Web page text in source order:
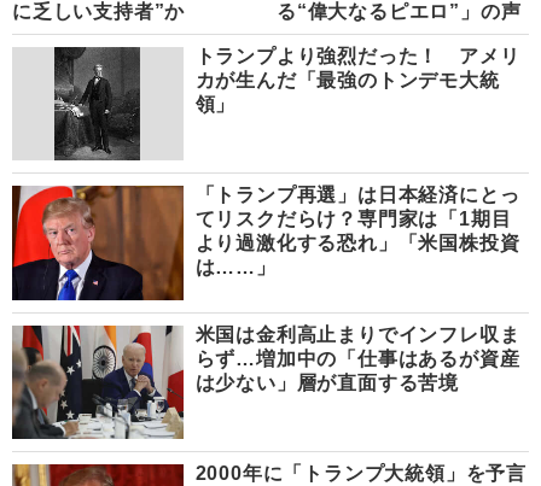
に乏しい支持者”か
る“偉大なるピエロ”」の声
トランプより強烈だった！ アメリ
カが生んだ「最強のトンデモ大統
領」
「トランプ再選」は日本経済にとっ
てリスクだらけ？専門家は「1期目
より過激化する恐れ」「米国株投資
は……」
米国は金利高止まりでインフレ収ま
らず…増加中の「仕事はあるが資産
は少ない」層が直面する苦境
2000年に「トランプ大統領」を予言